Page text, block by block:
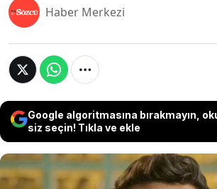
Haber Merkezi
Google algoritmasına bırakmayın,
siz seçin! Tıkla ve ekle